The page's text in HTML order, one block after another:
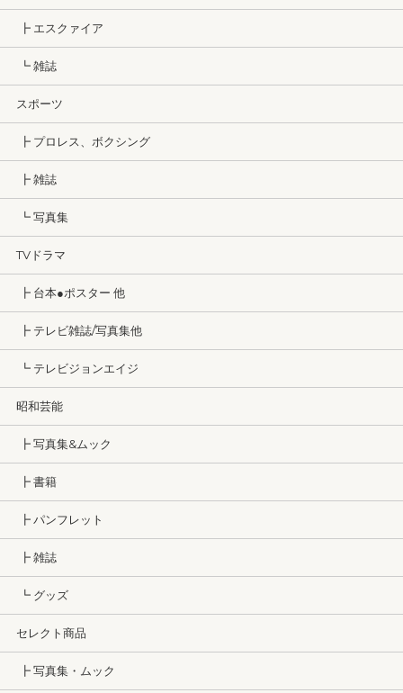
┣ エスクァイア
┗ 雑誌
スポーツ
┣ プロレス、ボクシング
┣ 雑誌
┗ 写真集
TVドラマ
┣ 台本●ポスター 他
┣ テレビ雑誌/写真集他
┗ テレビジョンエイジ
昭和芸能
┣ 写真集&ムック
┣ 書籍
┣ パンフレット
┣ 雑誌
┗ グッズ
セレクト商品
┣ 写真集・ムック